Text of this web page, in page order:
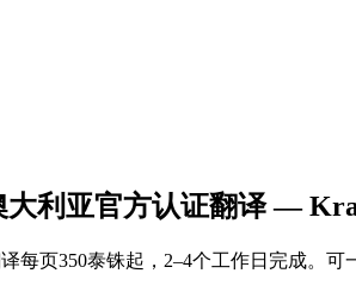
大利亚官方认证翻译 —
每页350泰铢起，2–4个工作日完成。